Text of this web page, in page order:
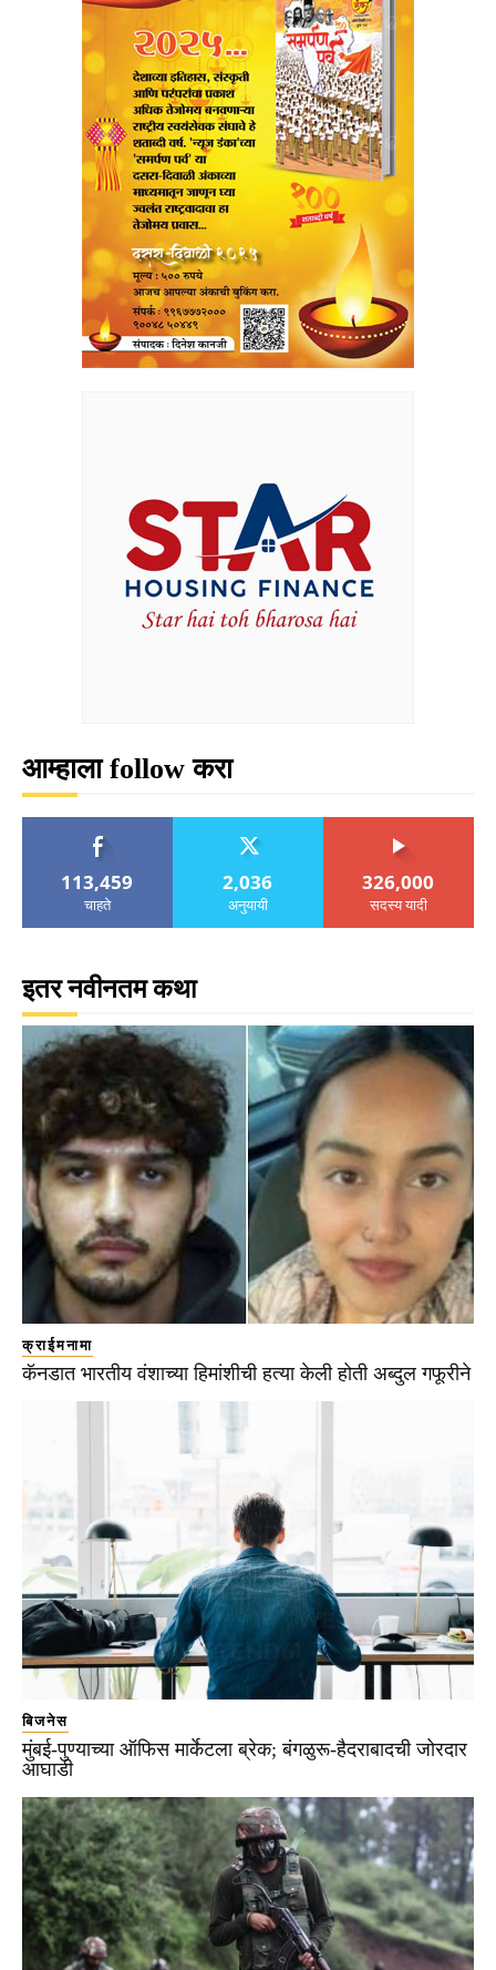
आम्हाला follow करा
113,459
चाहते
2,036
अनुयायी
326,000
सदस्य यादी
इतर नवीनतम कथा
क्राईमनामा
कॅनडात भारतीय वंशाच्या हिमांशीची हत्या केली होती अब्दुल गफूरीने
बिजनेस
मुंबई-पुण्याच्या ऑफिस मार्केटला ब्रेक; बंगळुरू-हैदराबादची जोरदार
आघाडी